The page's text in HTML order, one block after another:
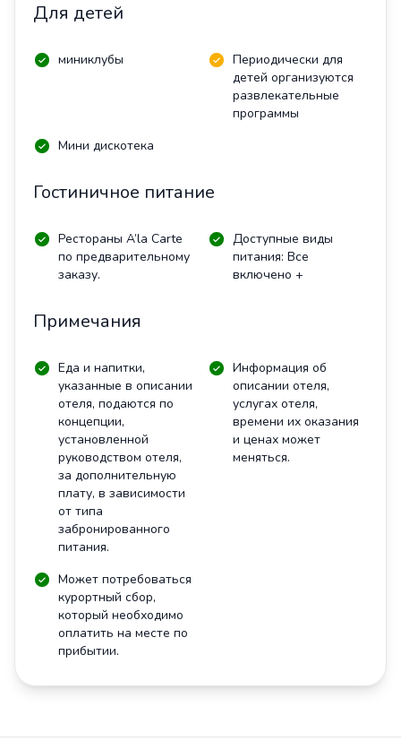
Для детей
миниклубы
Периодически для
детей организуются
развлекательные
программы
Мини дискотека
Гостиничное питание
Рестораны A’la Carte
по предварительному
заказу.
Доступные виды
питания: Все
включено +
Примечания
Еда и напитки,
указанные в описании
отеля, подаются по
концепции,
установленной
руководством отеля,
за дополнительную
плату, в зависимости
от типа
забронированного
питания.
Информация об
описании отеля,
услугах отеля,
времени их оказания
и ценах может
меняться.
Может потребоваться
курортный сбор,
который необходимо
оплатить на месте по
прибытии.